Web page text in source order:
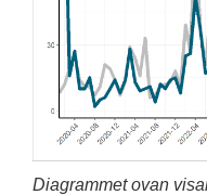
Diagrammet ovan